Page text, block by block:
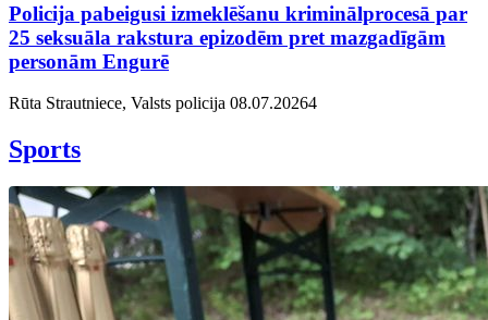
Policija pabeigusi izmeklēšanu kriminālprocesā par
25 seksuāla rakstura epizodēm pret mazgadīgām
personām Engurē
Rūta Strautniece, Valsts policija 08.07.20264
Sports